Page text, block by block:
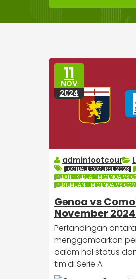
11
NOV
2024
adminfootcour
FOOTBALL COOURSE 2023
PELATIH KEDUA TIM GENOA VS
PERTEMUAN TIM GENOA VS
Genoa vs
November 2024
Pertandingan
menggambarkan
dalam hal status
tim di Serie A.